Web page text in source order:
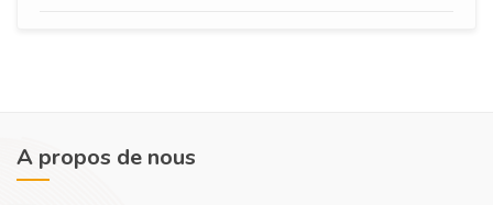
A propos de nous